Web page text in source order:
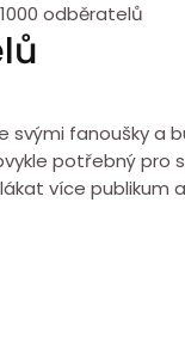
odběratelů
fanoušky a
potřebný pro
více